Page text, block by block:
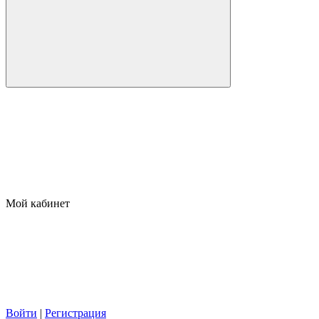
Мой кабинет
Войти | Регистрация